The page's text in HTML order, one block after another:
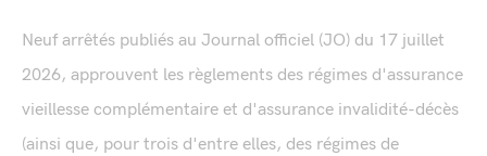
Neuf arrêtés publiés au Journal officiel (JO) du 17 juillet
2026, approuvent les règlements des régimes d'assurance
vieillesse complémentaire et d'assurance invalidité-décès
(ainsi que, pour trois d'entre elles, des régimes de